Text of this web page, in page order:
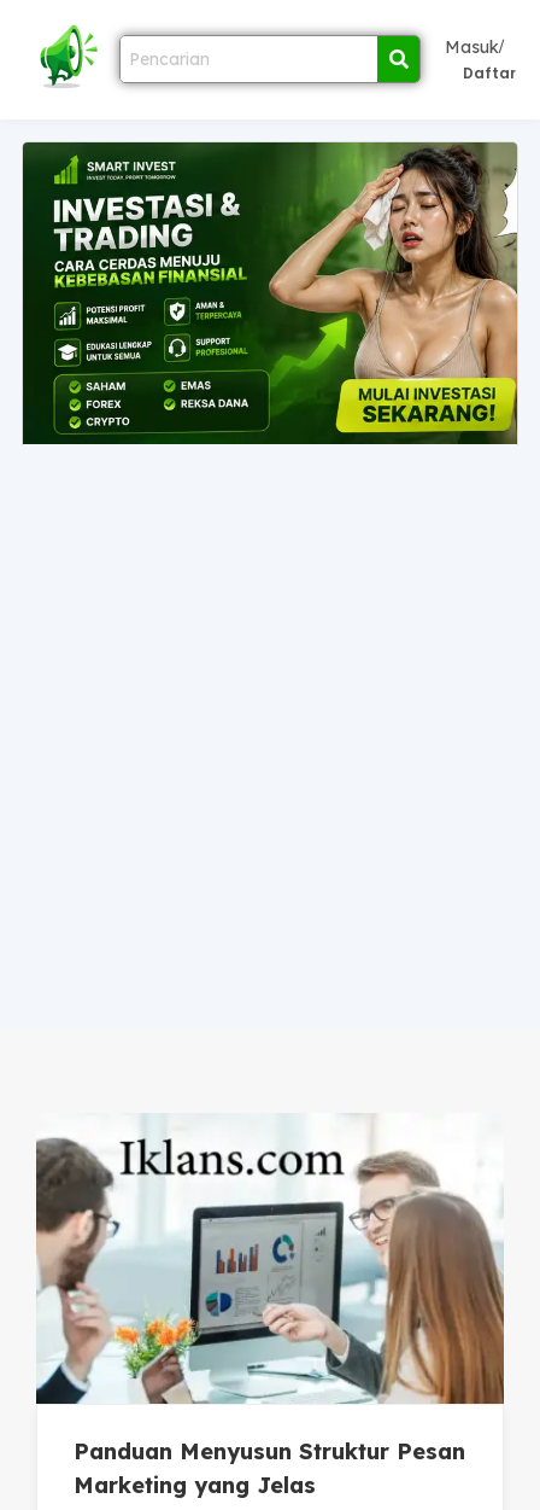
Masuk/
Daftar
Panduan Menyusun Struktur Pesan
Marketing yang Jelas